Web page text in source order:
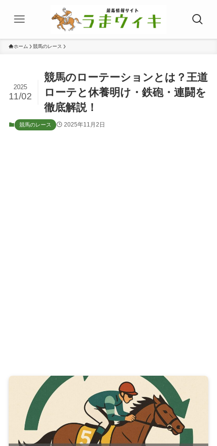
ホーム 競馬のレース
競馬のローテーションとは？王道
ローテと休養明け・鉄砲・連闘を
徹底解説！
2025
11/02
競馬のレース 2025年11月2日